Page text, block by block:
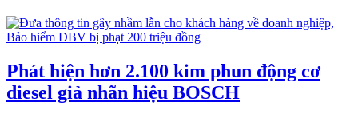
Phát hiện hơn 2.100 kim phun động cơ
diesel giả nhãn hiệu BOSCH